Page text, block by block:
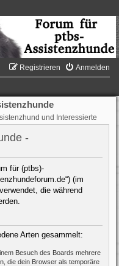
Anmelden
Registrieren
und Interessierte
-
für (ptbs)-
(im
die während
Arten gesammelt:
Besuch des Boards mehrere
die dein Browser als temporäre